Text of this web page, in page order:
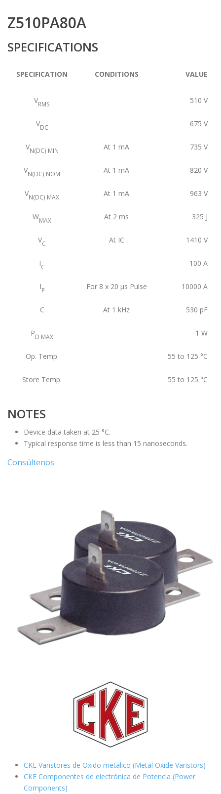
Z510PA80A
SPECIFICATIONS
SPECIFICATION CONDITIONS VALUE
VRMS 510 V
VDC 675 V
VN(DC) MIN At 1 mA 735 V
VN(DC) NOM At 1 mA 820 V
VN(DC) MAX At 1 mA 963 V
WMAX At 2 ms 325 J
VC At IC 1410 V
IC 100 A
IP For 8 x 20 μs Pulse 10000 A
C At 1 kHz 530 pF
PD MAX 1 W
Op. Temp. 55 to 125 °C
Store Temp. 55 to 125 °C
NOTES
Device data taken at 25 °C.
Typical response time is less than 15 nanoseconds.
Consúltenos
CKE Varistores de Oxido metalico (Metal Oxide Varistors)
CKE Componentes de electrónica de Potencia (Power
Components)